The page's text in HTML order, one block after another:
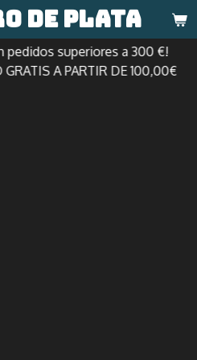
de plata
pedidos superiores a 300 €!
A PARTIR DE 100,00€